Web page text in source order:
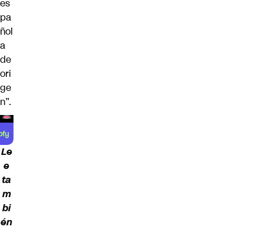
es
pa
ñol
a
de
ori
ge
n”.
Le
e
ta
m
bi
én